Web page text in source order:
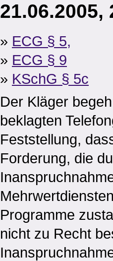
21.06.2005,
» ECG § 5,
» ECG § 9
» KSchG § 5c
Der Kläger
beklagten
Feststellung,
Forderung, die
Programme
nicht zu Recht